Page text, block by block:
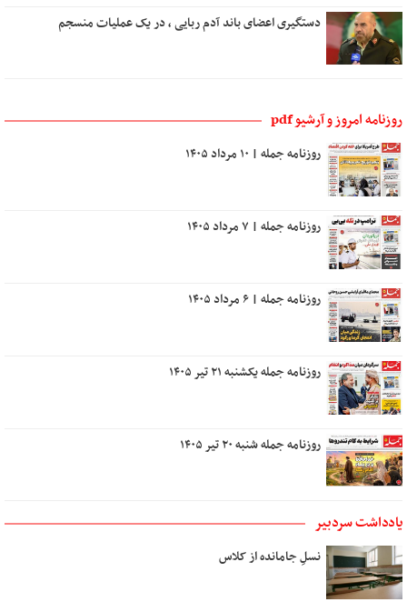
دستگیری اعضای باند آدم ربایی ، در یک عملیات منسجم
روزنامه امروز و آرشیو pdf
روزنامه جمله | ۱۰ مرداد ۱۴۰۵
روزنامه جمله | ۷ مرداد ۱۴۰۵
روزنامه جمله | ۶ مرداد ۱۴۰۵
روزنامه جمله یکشنبه ۲۱ تیر ۱۴۰۵
روزنامه جمله شنبه ۲۰ تیر ۱۴۰۵
یادداشت سردبیر
نسلِ جامانده از کلاس